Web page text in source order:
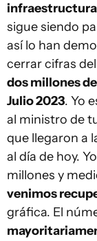
infraestructura
sigue siendo
así lo han
cerrar cifras
dos millones
Julio 2023. Yo
al ministro de
que llegaron a
al día de hoy.
millones y
venimos
gráfica. El